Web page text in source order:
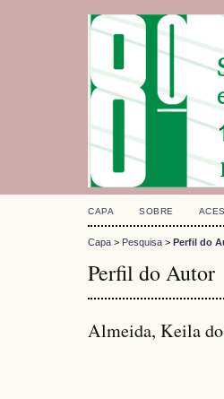
CAPA SOBRE
Capa > Pesquisa > Perfil do
Perfil do Autor
Almeida, Keila